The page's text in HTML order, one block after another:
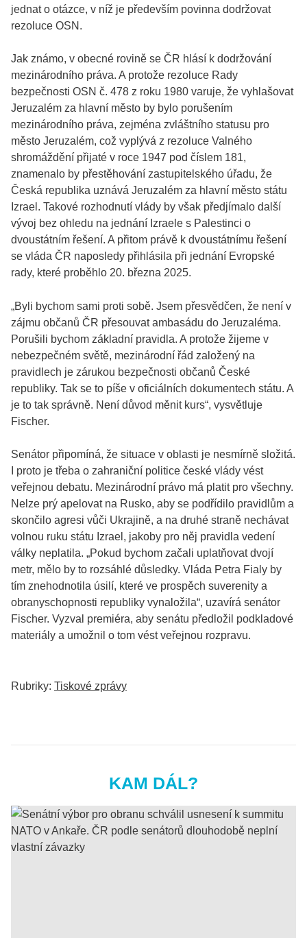
jednat o otázce, v níž je především povinna dodržovat
rezoluce OSN.
Jak známo, v obecné rovině se ČR hlásí k dodržování
mezinárodního práva. A protože rezoluce Rady
bezpečnosti OSN č. 478 z roku 1980 varuje, že vyhlašovat
Jeruzalém za hlavní město by bylo porušením
mezinárodního práva, zejména zvláštního statusu pro
město Jeruzalém, což vyplývá z rezoluce Valného
shromáždění přijaté v roce 1947 pod číslem 181,
znamenalo by přestěhování zastupitelského úřadu, že
Česká republika uznává Jeruzalém za hlavní město státu
Izrael. Takové rozhodnutí vlády by však předjímalo další
vývoj bez ohledu na jednání Izraele s Palestinci o
dvoustátním řešení. A přitom právě k dvoustátnímu řešení
se vláda ČR naposledy přihlásila při jednání Evropské
rady, které proběhlo 20. března 2025.
„Byli bychom sami proti sobě. Jsem přesvědčen, že není v
zájmu občanů ČR přesouvat ambasádu do Jeruzaléma.
Porušili bychom základní pravidla. A protože žijeme v
nebezpečném světě, mezinárodní řád založený na
pravidlech je zárukou bezpečnosti občanů České
republiky. Tak se to píše v oficiálních dokumentech státu. A
je to tak správně. Není důvod měnit kurs“, vysvětluje
Fischer.
Senátor připomíná, že situace v oblasti je nesmírně složitá.
I proto je třeba o zahraniční politice české vlády vést
veřejnou debatu. Mezinárodní právo má platit pro všechny.
Nelze prý apelovat na Rusko, aby se podřídilo pravidlům a
skončilo agresi vůči Ukrajině, a na druhé straně nechávat
volnou ruku státu Izrael, jakoby pro něj pravidla vedení
války neplatila. „Pokud bychom začali uplatňovat dvojí
metr, mělo by to rozsáhlé důsledky. Vláda Petra Fialy by
tím znehodnotila úsilí, které ve prospěch suverenity a
obranyschopnosti republiky vynaložila“, uzavírá senátor
Fischer. Vyzval premiéra, aby senátu předložil podkladové
materiály a umožnil o tom vést veřejnou rozpravu.
Rubriky: Tiskové zprávy
KAM DÁL?